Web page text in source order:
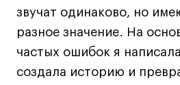
События
События
Истории успеха
Истории успеха
Работы студентов
Работы студентов
звучат одинаково, но
разное значение. На
частых ошибок я
создала историю и